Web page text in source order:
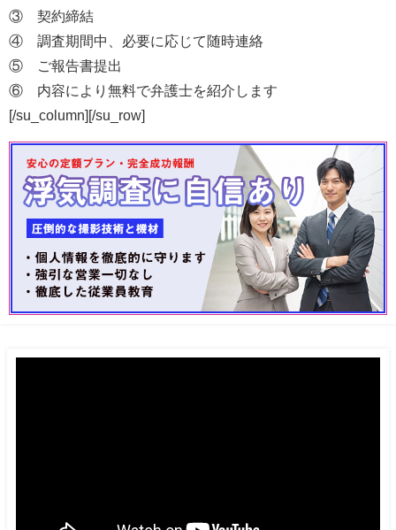
③ 契約締結
④ 調査期間中、必要に応じて随時連絡
⑤ ご報告書提出
⑥ 内容により無料で弁護士を紹介します
[/su_column][/su_row]